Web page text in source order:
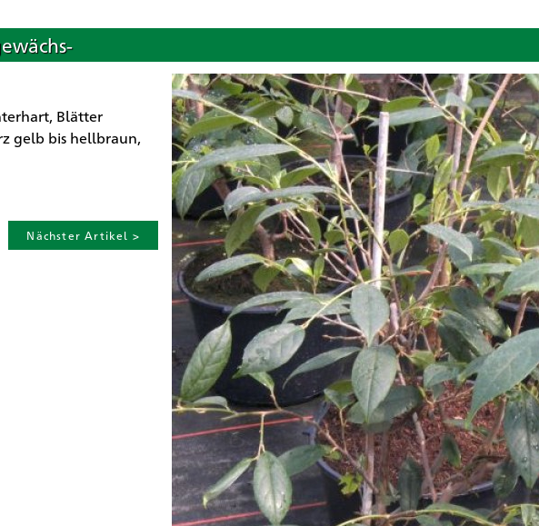
Blätter
gelb bis hellbraun,
Nächster Artikel >